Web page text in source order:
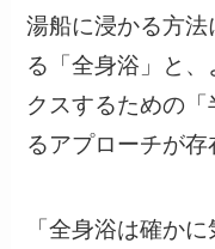
湯船に浸かる方
る「全身浴」と
クスするための
るアプローチが存
「全身浴は確か